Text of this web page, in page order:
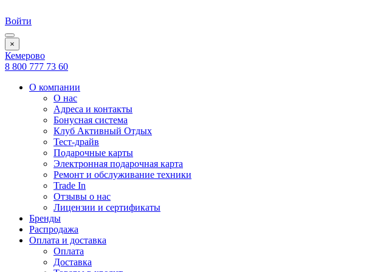
Войти
×
Кемерово
8 800 777 73 60
О компании
О нас
Адреса и контакты
Бонусная система
Клуб Активный Отдых
Тест-драйв
Подарочные карты
Электронная подарочная карта
Ремонт и обслуживание техники
Trade In
Отзывы о нас
Лицензии и сертификаты
Бренды
Распродажа
Оплата и доставка
Оплата
Доставка